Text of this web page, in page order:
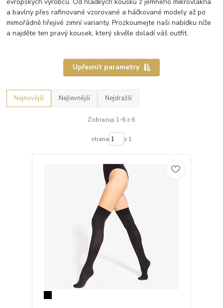
evropských výrobců. Od hladkých kousků z jemného mikrovlákna
a bavlny přes rafinované vzorované a háčkované modely až po
mimořádně hřejivé zimní varianty. Prozkoumejte naši nabídku níže
a najděte ten pravý kousek, který skvěle doladí váš outfit.
Upřesnit parametry
Nejnovější Nejlevnější Nejdražší
Zobrazuji 1-6 z 6
strana z 1